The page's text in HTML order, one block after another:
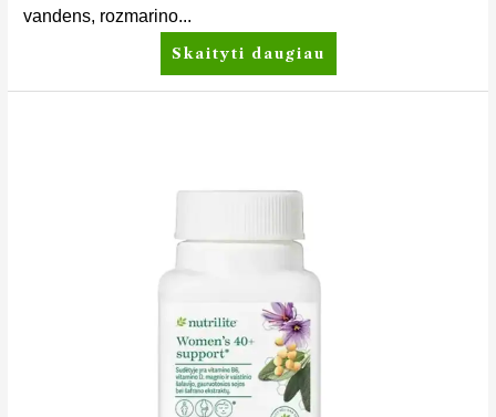
vandens, rozmarino...
Skaityti daugiau